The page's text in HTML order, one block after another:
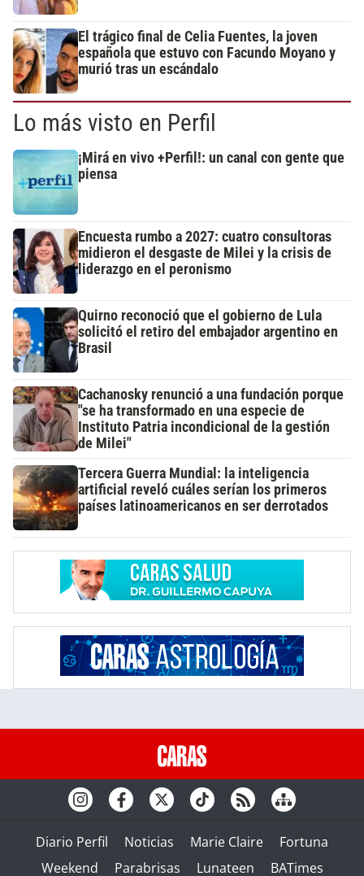
El trágico final de Celia Fuentes, la joven
española que estuvo con Facundo Moyano y
murió tras un escándalo
Lo más visto en Perfil
¡Mirá en vivo +Perfil!: un canal con gente que
piensa
Encuesta rumbo a 2027: cuatro consultoras
midieron el desgaste de Milei y la crisis de
liderazgo en el peronismo
Quirno reconoció que el gobierno de Lula
solicitó el retiro del embajador argentino en
Brasil
Cachanosky renunció a una fundación porque
"se ha transformado en una especie de
Instituto Patria incondicional de la gestión
de Milei"
Tercera Guerra Mundial: la inteligencia
artificial reveló cuáles serían los primeros
países latinoamericanos en ser derrotados
Diario Perfil Noticias Marie Claire
Fortuna
Weekend
Parabrisas Lunateen BATimes